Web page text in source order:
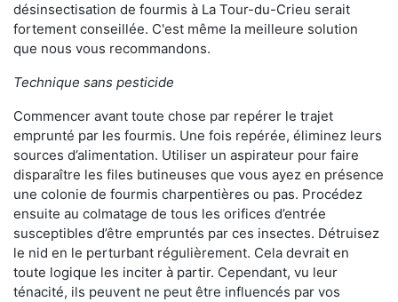
désinsectisation de fourmis à La Tour-du-Crieu serait
fortement conseillée. C'est même la meilleure solution
que nous vous recommandons.
Technique sans pesticide
Commencer avant toute chose par repérer le trajet
emprunté par les fourmis. Une fois repérée, éliminez leurs
sources d’alimentation. Utiliser un aspirateur pour faire
disparaître les files butineuses que vous ayez en présence
une colonie de fourmis charpentières ou pas. Procédez
ensuite au colmatage de tous les orifices d’entrée
susceptibles d’être empruntés par ces insectes. Détruisez
le nid en le perturbant régulièrement. Cela devrait en
toute logique les inciter à partir. Cependant, vu leur
ténacité, ils peuvent ne peut être influencés par vos